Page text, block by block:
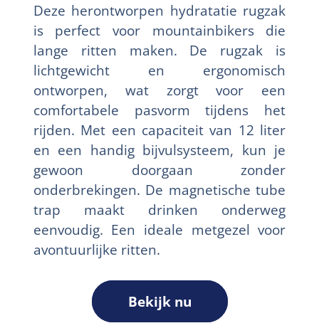
Deze herontworpen hydratatie rugzak
is perfect voor mountainbikers die
lange ritten maken. De rugzak is
lichtgewicht en ergonomisch
ontworpen, wat zorgt voor een
comfortabele pasvorm tijdens het
rijden. Met een capaciteit van 12 liter
en een handig bijvulsysteem, kun je
gewoon doorgaan zonder
onderbrekingen. De magnetische tube
trap maakt drinken onderweg
eenvoudig. Een ideale metgezel voor
avontuurlijke ritten.
Bekijk nu